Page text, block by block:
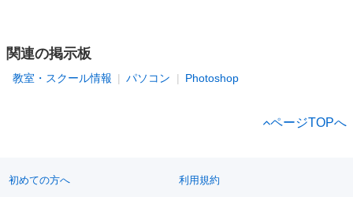
関連の掲示板
教室・スクール情報 パソコン Photoshop
ページTOPへ
初めての方へ 利用規約